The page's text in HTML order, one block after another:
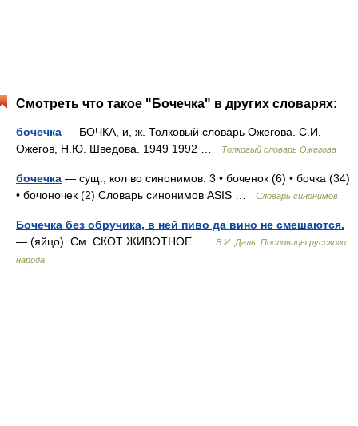
Смотреть что такое "Бочечка" в других словарях:
бочечка — БОЧКА, и, ж. Толковый словарь Ожегова. С.И.
Ожегов, Н.Ю. Шведова. 1949 1992 …
Толковый словарь Ожегова
бочечка — сущ., кол во синонимов: 3 • боченок (6) • бочка (34)
• бочоночек (2) Словарь синонимов ASIS …
Словарь синонимов
Бочечка без обручика, в ней пиво да вино не смешаются.
— (яйцо). См. СКОТ ЖИВОТНОЕ …
В.И. Даль. Пословицы русского
народа